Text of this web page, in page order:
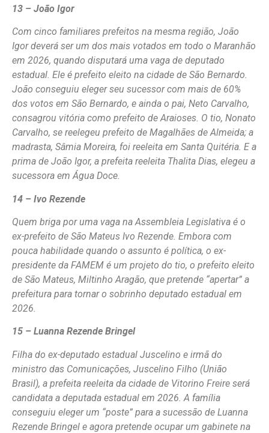
13 – João Igor
Com cinco familiares prefeitos na mesma região, João
Igor deverá ser um dos mais votados em todo o Maranhão
em 2026, quando disputará uma vaga de deputado
estadual. Ele é prefeito eleito na cidade de São Bernardo.
João conseguiu eleger seu sucessor com mais de 60%
dos votos em São Bernardo, e ainda o pai, Neto Carvalho,
consagrou vitória como prefeito de Araioses. O tio, Nonato
Carvalho, se reelegeu prefeito de Magalhães de Almeida; a
madrasta, Sâmia Moreira, foi reeleita em Santa Quitéria. E a
prima de João Igor, a prefeita reeleita Thalita Dias, elegeu a
sucessora em Água Doce.
14 – Ivo Rezende
Quem briga por uma vaga na Assembleia Legislativa é o
ex-prefeito de São Mateus Ivo Rezende. Embora com
pouca habilidade quando o assunto é política, o ex-
presidente da FAMEM é um projeto do tio, o prefeito eleito
de São Mateus, Miltinho Aragão, que pretende “apertar” a
prefeitura para tornar o sobrinho deputado estadual em
2026.
15 – Luanna Rezende Bringel
Filha do ex-deputado estadual Juscelino e irmã do
ministro das Comunicações, Juscelino Filho (União
Brasil), a prefeita reeleita da cidade de Vitorino Freire será
candidata a deputada estadual em 2026. A família
conseguiu eleger um “poste” para a sucessão de Luanna
Rezende Bringel e agora pretende ocupar um gabinete na